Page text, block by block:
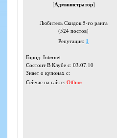
[Администратор]
Любитель Скидок 5-го ранга
(524 постов)
Репутация: 1
Город: Internet
Состоит В Клубе с: 03.07.10
Знает о купонах с:
Сейчас на сайте: Offline